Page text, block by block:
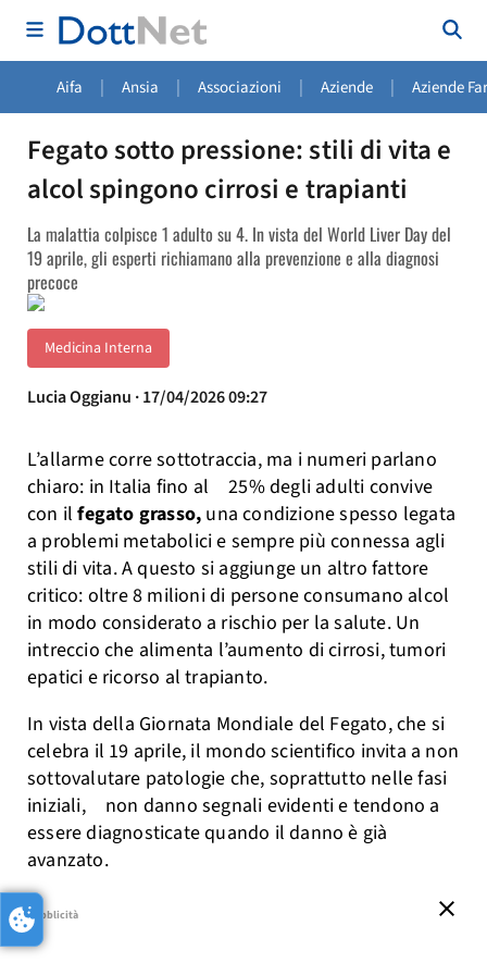
Aifa | Ansia | Associazioni | Aziende | Aziende
Fegato sotto pressione: stili di vita e
alcol spingono cirrosi e trapianti
La malattia colpisce 1 adulto su 4. In vista del World Liver Day del
19 aprile, gli esperti richiamano alla prevenzione e alla diagnosi
precoce
Medicina Interna
Lucia Oggianu · 17/04/2026 09:27
L’allarme corre sottotraccia, ma i numeri parlano
chiaro: in Italia fino al 25% degli adulti convive
con ilfegato grasso, una condizione spesso legata
a problemi metabolici e sempre più connessa agli
stili di vita. A questo si aggiunge un altro fattore
critico: oltre 8 milioni di persone consumano alcol
in modo considerato a rischio per la salute. Un
intreccio che alimenta l’aumento di cirrosi, tumori
epatici e ricorso al trapianto.
In vista della Giornata Mondiale del Fegato, che si
celebra il 19 aprile, il mondo scientifico invita a non
sottovalutare patologie che, soprattutto nelle fasi
iniziali, non danno segnali evidenti e tendono a
essere diagnosticate quando il danno è già
avanzato.
close
pubblicità